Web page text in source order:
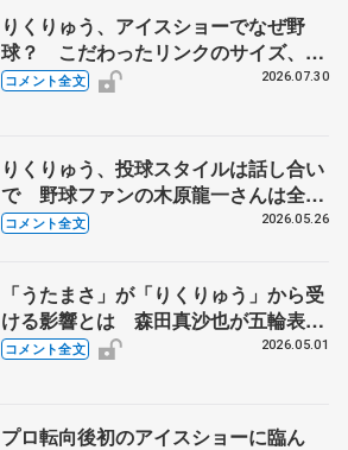
りくりゅう、アイスショーでなぜ野
球？ こだわったリンクのサイズ、試
合同様の迫力を 【THE DESTINYリ
コメント全文 2026.07.30
りくりゅう、投球スタイルは話し合い
で 野球ファンの木原龍一さんは全て
に感動 【ドジャース戦始球式】
コメント全文 2026.05.26
「うたまさ」が「りくりゅう」から受
ける影響とは 森田真沙也が五輪表彰
式で木原龍一にかけられた言葉 【ブ
コメント全文 2026.05.01
プロ転向後初のアイスショーに臨ん